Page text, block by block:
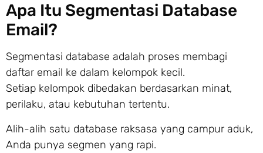
Apa Itu Segmentasi Database
Email?
Segmentasi database adalah proses membagi
daftar email ke dalam kelompok kecil.
Setiap kelompok dibedakan berdasarkan minat,
perilaku, atau kebutuhan tertentu.
Alih-alih satu database raksasa yang campur aduk,
Anda punya segmen yang rapi.